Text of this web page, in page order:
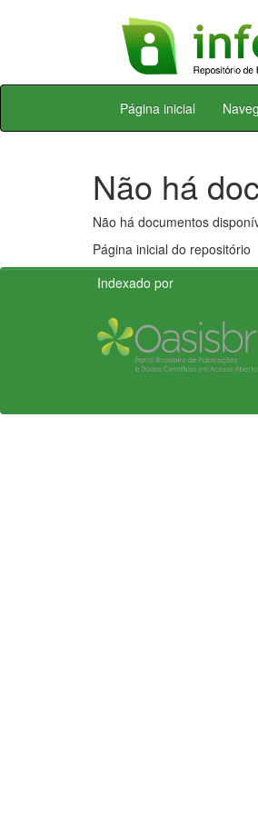
Skip
Página inicial
Não há
Não há documentos
Página inicial do repositório
Indexado por